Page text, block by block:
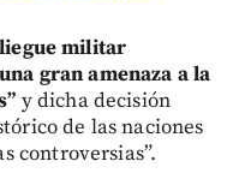
militar
gran amenaza a la
y dicha decisión
de las naciones
controversias”.